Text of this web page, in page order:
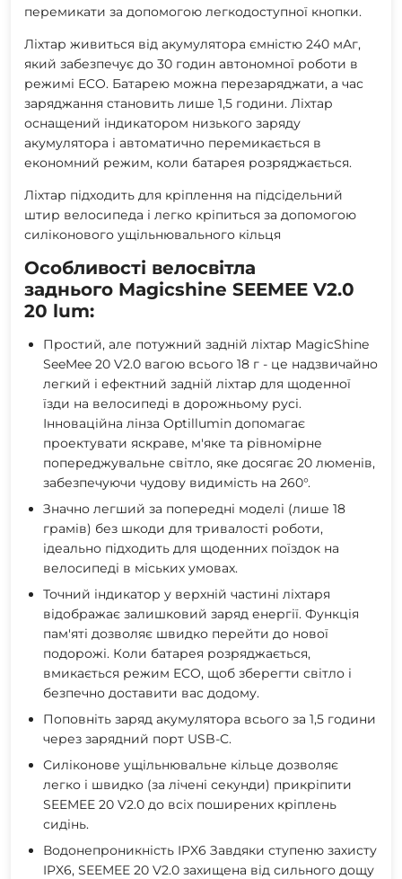
перемикати за допомогою легкодоступної кнопки.
Ліхтар живиться від акумулятора ємністю 240 мАг,
який забезпечує до 30 годин автономної роботи в
режимі ECO. Батарею можна перезаряджати, а час
заряджання становить лише 1,5 години. Ліхтар
оснащений індикатором низького заряду
акумулятора і автоматично перемикається в
економний режим, коли батарея розряджається.
Ліхтар підходить для кріплення на підсідельний
штир велосипеда і легко кріпиться за допомогою
силіконового ущільнювального кільця
Особливості велосвітла
заднього Magicshine SEEMEE V2.0
20 lum:
Простий, але потужний задній ліхтар MagicShine
SeeMee 20 V2.0 вагою всього 18 г - це надзвичайно
легкий і ефектний задній ліхтар для щоденної
їзди на велосипеді в дорожньому русі.
Інноваційна лінза Optillumin допомагає
проектувати яскраве, м'яке та рівномірне
попереджувальне світло, яке досягає 20 люменів,
забезпечуючи чудову видимість на 260°.
Значно легший за попередні моделі (лише 18
грамів) без шкоди для тривалості роботи,
ідеально підходить для щоденних поїздок на
велосипеді в міських умовах.
Точний індикатор у верхній частині ліхтаря
відображає залишковий заряд енергії. Функція
пам'яті дозволяє швидко перейти до нової
подорожі. Коли батарея розряджається,
вмикається режим ECO, щоб зберегти світло і
безпечно доставити вас додому.
Поповніть заряд акумулятора всього за 1,5 години
через зарядний порт USB-C.
Силіконове ущільнювальне кільце дозволяє
легко і швидко (за лічені секунди) прикріпити
SEEMEE 20 V2.0 до всіх поширених кріплень
сидінь.
Водонепроникність IPX6 Завдяки ступеню захисту
IPX6, SEEMEE 20 V2.0 захищена від сильного дощу